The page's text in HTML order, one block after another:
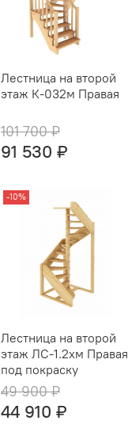
Лестница на второй
этаж К-032м Правая
101 700 ₽
91 530 ₽
-10%
Лестница на второй
этаж ЛC-1.2хм Правая
под покраску
49 900 ₽
44 910 ₽